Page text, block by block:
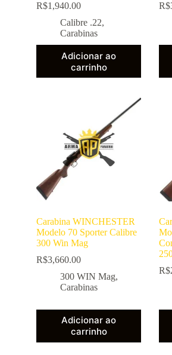
R$1,940.00
Calibre .22,
Carabinas
Adicionar ao
carrinho
R$
Carabina WINCHESTER
Modelo 70 Sporter Calibre
300 Win Mag
R$3,660.00
300 WIN Mag,
Carabinas
Adicionar ao
carrinho
R$